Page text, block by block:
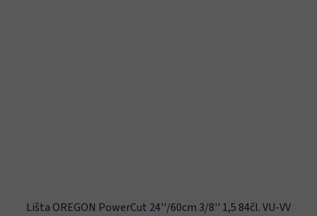
Lišta OREGON PowerCut 24''/60cm 3/8'' 1,5 84čl. VU-VV